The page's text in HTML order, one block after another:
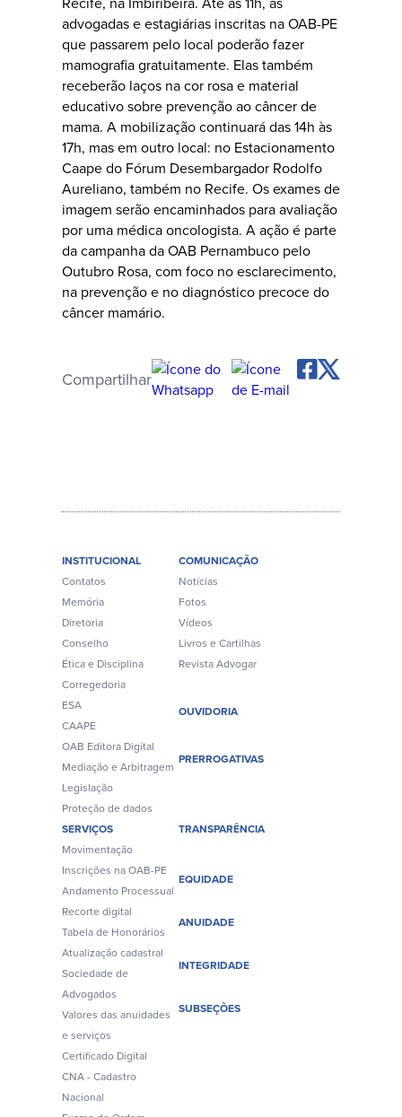
advogadas e estagiárias inscritas na OAB-PE
que passarem pelo local poderão fazer
mamografia gratuitamente. Elas também
receberão laços na cor rosa e material
educativo sobre prevenção ao câncer de
mama. A mobilização continuará das 14h às
17h, mas em outro local: no Estacionamento
Caape do Fórum Desembargador Rodolfo
Aureliano, também no Recife. Os exames de
imagem serão encaminhados para avaliação
por uma médica oncologista. A ação é parte
da campanha da OAB Pernambuco pelo
Outubro Rosa, com foco no esclarecimento,
na prevenção e no diagnóstico precoce do
câncer mamário.
Compartilhar
INSTITUCIONAL
Contatos
Memória
Diretoria
Conselho
Ética e Disciplina
Corregedoria
ESA
CAAPE
OAB Editora Digital
Mediação e Arbitragem
Legislação
Proteção de dados
COMUNICAÇÃO
Notícias
Fotos
Vídeos
Livros e Cartilhas
Revista Advogar
OUVIDORIA
PRERROGATIVAS
SERVIÇOS
Movimentação
Inscrições na OAB-PE
Andamento Processual
Recorte digital
Tabela de Honorários
Atualização cadastral
Sociedade de
Advogados
Valores das anuidades
e serviços
Certificado Digital
CNA - Cadastro
Nacional
TRANSPARÊNCIA
EQUIDADE
ANUIDADE
INTEGRIDADE
SUBSEÇÕES